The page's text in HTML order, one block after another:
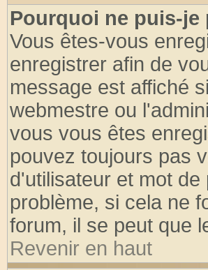
Pourquoi ne puis-je
Vous êtes-vous
enregistrer afin de
message est affiché
webmestre ou
vous vous êtes
pouvez toujours pas
d'utilisateur et mot
problème, si cela ne
forum, il se peut que
Revenir en haut